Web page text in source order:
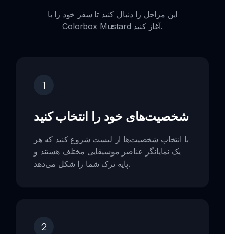
این مراحل را دنبال کنید تا سفر خود را با
Colorbox Mustard آغاز کنید.
1
شخصیت‌های خود را انتخاب کنید
با انتخاب شخصیت‌ها از لیست شروع کنید که هر
یک نمایانگر عناصر موسيقایی مختلف هستند و
پایه ترک شما را شکل می‌دهد.
2